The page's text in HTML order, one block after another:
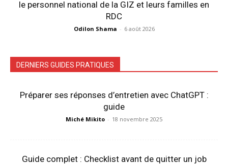
le personnel national de la GIZ et leurs familles en
RDC
Odilon Shama - 6 août 2026
DERNIERS GUIDES PRATIQUES
Préparer ses réponses d’entretien avec ChatGPT :
guide
Miché Mikito - 18 novembre 2025
Guide complet : Checklist avant de quitter un job